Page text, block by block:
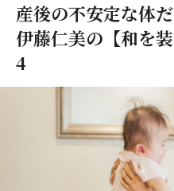
産後の不安定な体
伊藤仁美の【和を
4